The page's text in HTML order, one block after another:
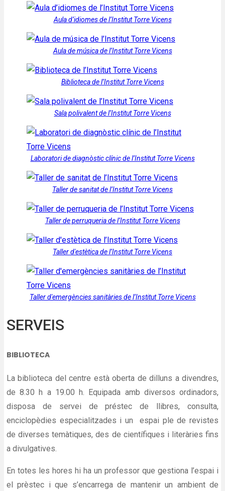
Aula d’idiomes de l’Institut Torre Vicens
Aula de música de l’Institut Torre Vicens
Biblioteca de l’Institut Torre Vicens
Sala polivalent de l’Institut Torre Vicens
Laboratori de diagnòstic clínic de l’Institut Torre Vicens
Taller de sanitat de l’Institut Torre Vicens
Taller de perruqueria de l’Institut Torre Vicens
Taller d'estètica de l’Institut Torre Vicens
Taller d'emergències sanitàries de l’Institut Torre Vicens
SERVEIS
BIBLIOTECA
La biblioteca del centre està oberta de dilluns a divendres,
de 8.30 h a 19.00 h. Equipada amb diversos ordinadors,
disposa de servei de préstec de llibres, consulta,
enciclopèdies especialitzades i un espai ple de revistes
de diverses temàtiques, des de científiques i literàries fins
a divulgatives.
En totes les hores hi ha un professor que gestiona l’espai i
el prèstec i que s’encarrega de mantenir un ambient de